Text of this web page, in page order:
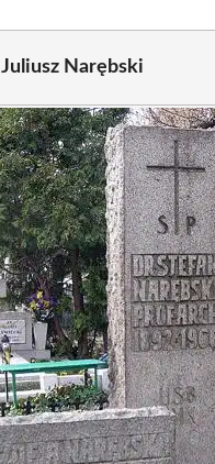
Juliusz Narębski